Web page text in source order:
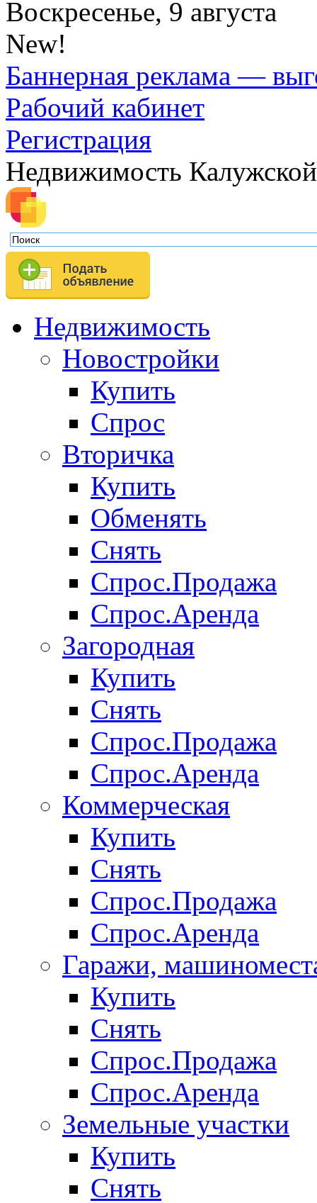
Воскресенье, 9 августа
New!
Баннерная реклама —
Рабочий кабинет
Регистрация
Недвижимость
Недвижимость
Новостройки
Купить
Спрос
Вторичка
Купить
Обменять
Снять
Спрос.Продажа
Спрос.Аренда
Загородная
Купить
Снять
Спрос.Продажа
Спрос.Аренда
Коммерческая
Купить
Снять
Спрос.Продажа
Спрос.Аренда
Гаражи,
Купить
Снять
Спрос.Продажа
Спрос.Аренда
Земельные участки
Купить
Снять